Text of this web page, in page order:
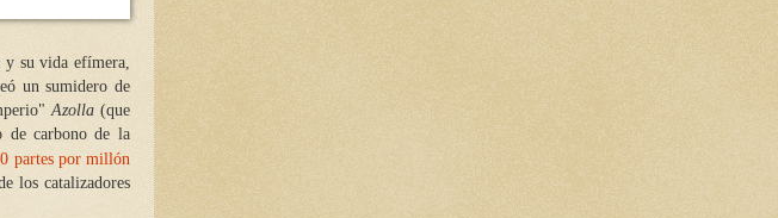
su vida efímera,
un sumidero de
Azolla (que
de carbono de la
partes por millón
los catalizadores